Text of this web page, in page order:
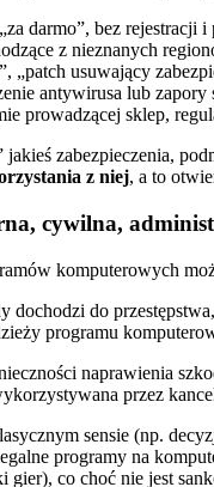
darmo”, bez rejestracji i
z nieznanych
„patch usuwający
antywirusa lub zapory
prowadzącej sklep,
jakieś zabezpieczenia,
z niej, a to
cywilna,
komputerowych
dochodzi do
programu
naprawienia
przez
sensie (np.
programy na
gier), co choć nie jest